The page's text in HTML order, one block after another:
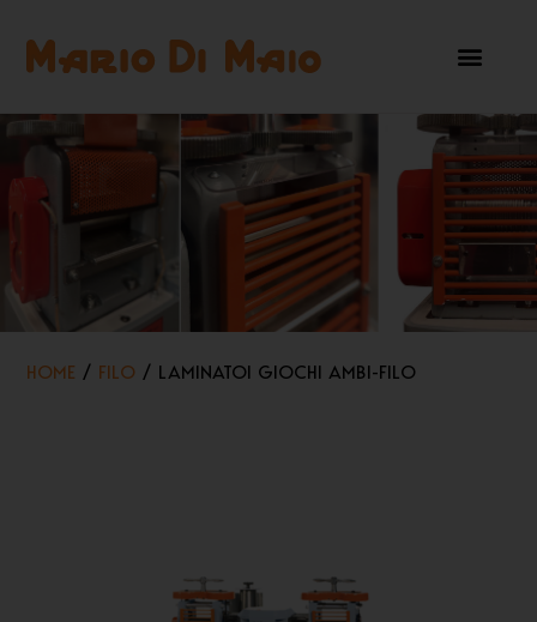
HOME / FILO / LAMINATOI GIOCHI AMBI-FILO